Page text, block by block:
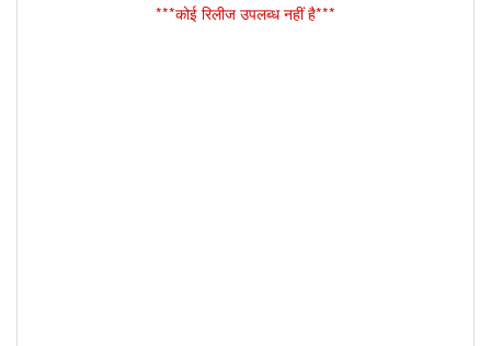
***कोई रिलीज उपलब्ध नहीं है***